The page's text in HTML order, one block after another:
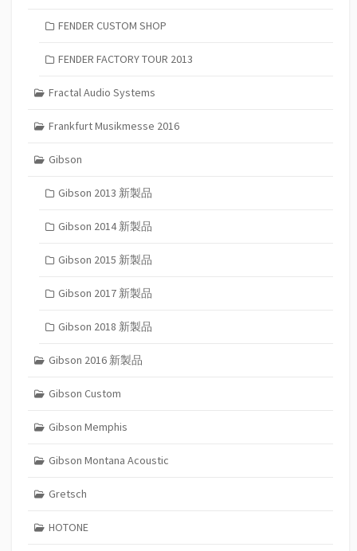
FENDER CUSTOM SHOP
FENDER FACTORY TOUR 2013
Fractal Audio Systems
Frankfurt Musikmesse 2016
Gibson
Gibson 2013 新製品
Gibson 2014 新製品
Gibson 2015 新製品
Gibson 2017 新製品
Gibson 2018 新製品
Gibson 2016 新製品
Gibson Custom
Gibson Memphis
Gibson Montana Acoustic
Gretsch
HOTONE